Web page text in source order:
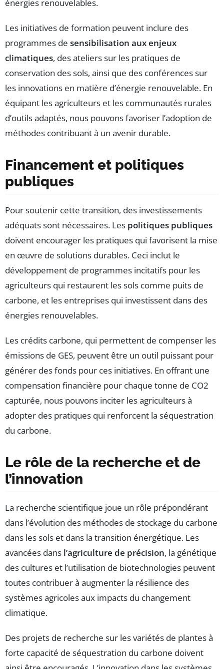
énergies renouvelables.
Les initiatives de formation peuvent inclure des
programmes de sensibilisation aux enjeux
climatiques, des ateliers sur les pratiques de
conservation des sols, ainsi que des conférences sur
les innovations en matière d’énergie renouvelable. En
équipant les agriculteurs et les communautés rurales
d’outils adaptés, nous pouvons favoriser l’adoption de
méthodes contribuant à un avenir durable.
Financement et politiques
publiques
Pour soutenir cette transition, des investissements
adéquats sont nécessaires. Les politiques publiques
doivent encourager les pratiques qui favorisent la mise
en œuvre de solutions durables. Ceci inclut le
développement de programmes incitatifs pour les
agriculteurs qui restaurent les sols comme puits de
carbone, et les entreprises qui investissent dans des
énergies renouvelables.
Les crédits carbone, qui permettent de compenser les
émissions de GES, peuvent être un outil puissant pour
générer des fonds pour ces initiatives. En offrant une
compensation financière pour chaque tonne de CO2
capturée, nous pouvons inciter les agriculteurs à
adopter des pratiques qui renforcent la séquestration
du carbone.
Le rôle de la recherche et de
l’innovation
La recherche scientifique joue un rôle prépondérant
dans l’évolution des méthodes de stockage du carbone
dans les sols et dans la transition énergétique. Les
avancées dans l’agriculture de précision, la génétique
des cultures et l’utilisation de biotechnologies peuvent
toutes contribuer à augmenter la résilience des
systèmes agricoles aux impacts du changement
climatique.
Des projets de recherche sur les variétés de plantes à
forte capacité de séquestration du carbone doivent